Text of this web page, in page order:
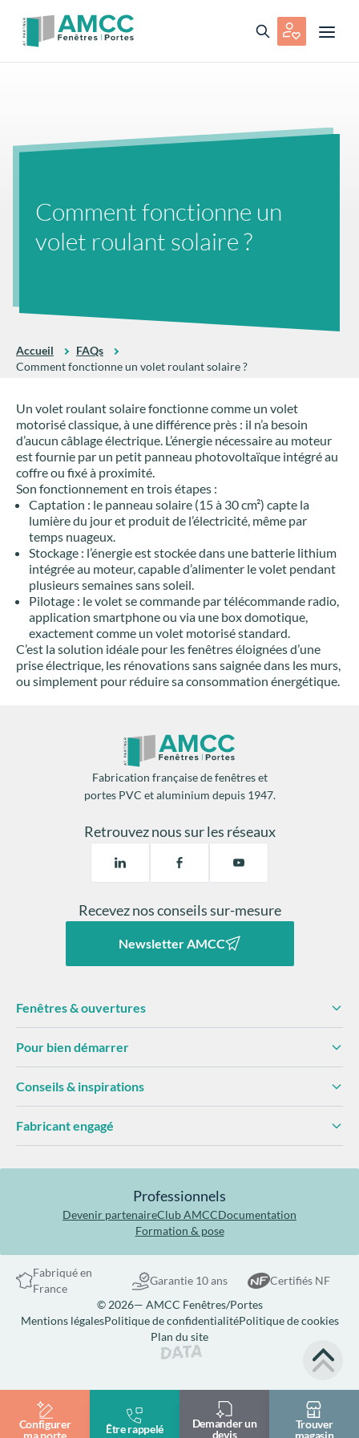
Comment fonctionne un
volet roulant solaire ?
Accueil
FAQs
Comment fonctionne un volet roulant solaire ?
Un volet roulant solaire fonctionne comme un volet
motorisé classique, à une différence près : il n’a besoin
d’aucun câblage électrique. L’énergie nécessaire au moteur
est fournie par un petit panneau photovoltaïque intégré au
coffre ou fixé à proximité.
Son fonctionnement en trois étapes :
Captation : le panneau solaire (15 à 30 cm²) capte la
lumière du jour et produit de l’électricité, même par
temps nuageux.
Stockage : l’énergie est stockée dans une batterie lithium
intégrée au moteur, capable d’alimenter le volet pendant
plusieurs semaines sans soleil.
Pilotage : le volet se commande par télécommande radio,
application smartphone ou via une box domotique,
exactement comme un volet motorisé standard.
C’est la solution idéale pour les fenêtres éloignées d’une
prise électrique, les rénovations sans saignée dans les murs,
ou simplement pour réduire sa consommation énergétique.
Fabrication française de fenêtres et
portes PVC et aluminium depuis 1947.
Retrouvez nous sur les réseaux
Recevez nos conseils sur-mesure
Newsletter AMCC
Fenêtres & ouvertures
Pour bien démarrer
Conseils & inspirations
Fabricant engagé
Professionnels
Devenir partenaireClub AMCCDocumentation
Formation & pose
Fabriqué en
France
Garantie 10 ans
Certifiés NF
© 2026— AMCC Fenêtres/Portes
Mentions légalesPolitique de confidentialitéPolitique de cookies
Plan du site
Site réalisé par Data Projekt
Configurer
ma porte
Être rappelé
Demander un
devis
Trouver
magasin